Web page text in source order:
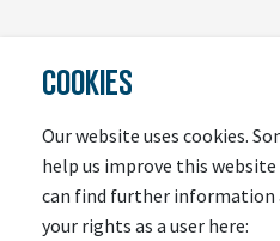
COOKIES
Our website uses cookies.
help us improve this website
can find further information
your rights as a user here: